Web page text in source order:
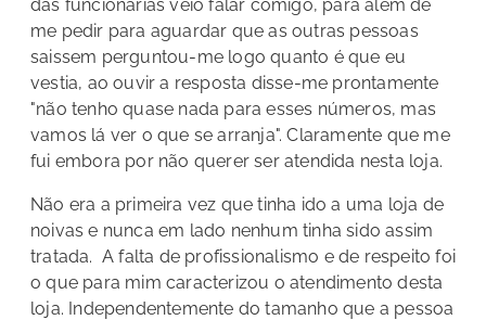
das funcionárias veio falar comigo, para além de
me pedir para aguardar que as outras pessoas
saissem perguntou-me logo quanto é que eu
vestia, ao ouvir a resposta disse-me prontamente
"não tenho quase nada para esses números, mas
vamos lá ver o que se arranja". Claramente que me
fui embora por não querer ser atendida nesta loja.
Não era a primeira vez que tinha ido a uma loja de
noivas e nunca em lado nenhum tinha sido assim
tratada. A falta de profissionalismo e de respeito foi
o que para mim caracterizou o atendimento desta
loja. Independentemente do tamanho que a pessoa